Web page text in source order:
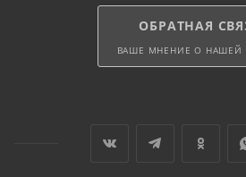
конструкций;
монтаж фундаментов и плит
ОБРАТНАЯ
ВАШЕ МНЕНИЕ О НАШЕЙ